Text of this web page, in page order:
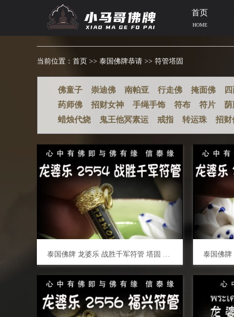
首页
HOME
当前位置： 首页 >> 泰国佛牌恭请 >> 符管塔固
佛童子 崇迪佛 南帕亚 行走佛 掩面佛
药师佛
招财女神 手绳手饰 符布 符片 荫
蜡烛代烧
鬼王他冥素运 戒指 转运珠 招财
泰国佛牌 龙婆乐 战胜千军符管 塔固 招财转运 事业生意 助姻缘 感情和合 挡灾避险